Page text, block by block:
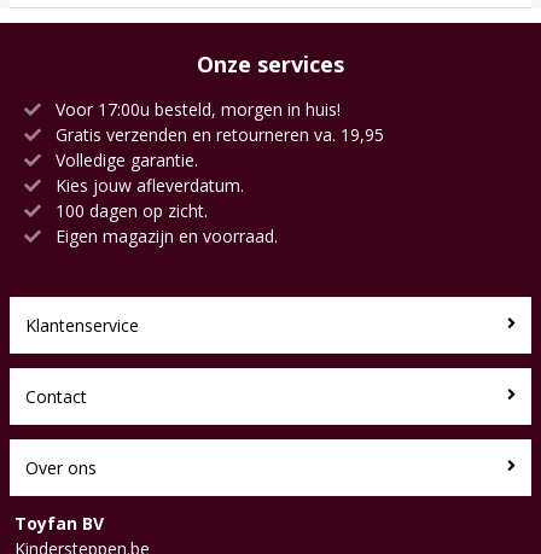
Onze services
Voor 17:00u besteld, morgen in huis!
Gratis verzenden en retourneren va. 19,95
Volledige garantie.
Kies jouw afleverdatum.
100 dagen op zicht.
Eigen magazijn en voorraad.
Klantenservice
Contact
Over ons
Toyfan BV
Kindersteppen.be